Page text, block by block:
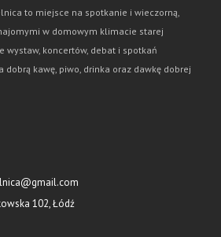
to miejsce na spotkanie i wieczorną,
w domowym klimacie starej
wystaw, koncertów, debat i spotkań
dobrą kawę, piwo, drinka oraz dawkę dobrej
102, Łódź